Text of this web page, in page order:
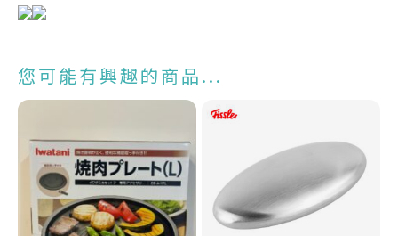
您可能有興趣的商品...